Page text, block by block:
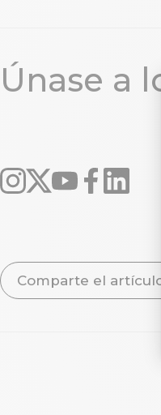
Únase a
Comparte el artículo